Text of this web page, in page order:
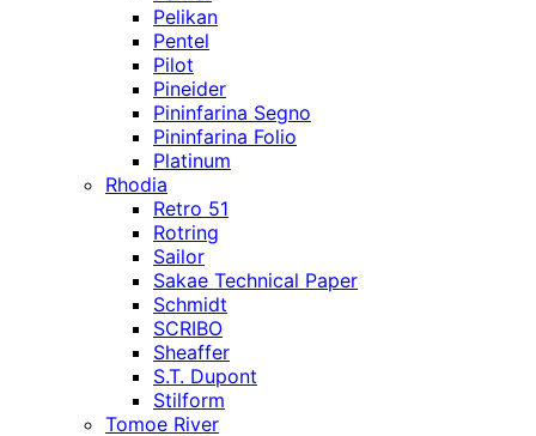
Pelikan
Pentel
Pilot
Pineider
Pininfarina Segno
Pininfarina Folio
Platinum
Rhodia
Retro 51
Rotring
Sailor
Sakae Technical Paper
Schmidt
SCRIBO
Sheaffer
S.T. Dupont
Stilform
Tomoe River